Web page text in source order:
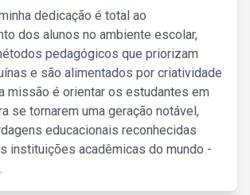
dedicação é total ao
dos alunos no ambiente escolar,
pedagógicos que priorizam
e são alimentados por criatividade
missão é orientar os estudantes em
se tornarem uma geração notável,
educacionais reconhecidas
instituições acadêmicas do mundo -